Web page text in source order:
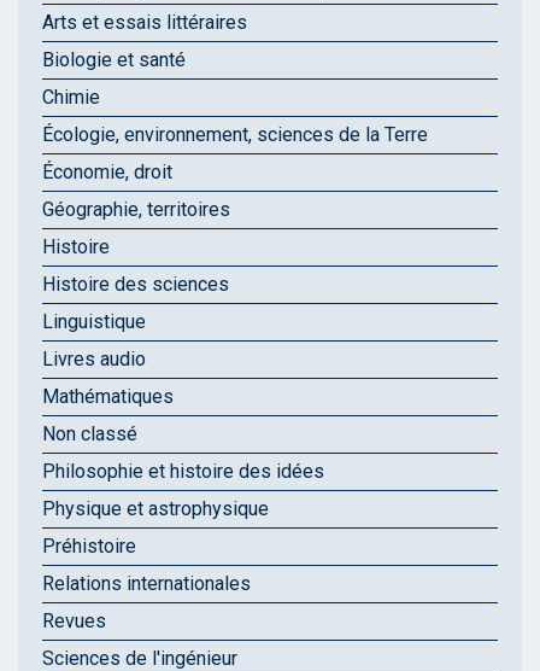
Arts et essais littéraires
Biologie et santé
Chimie
Écologie, environnement, sciences de la Terre
Économie, droit
Géographie, territoires
Histoire
Histoire des sciences
Linguistique
Livres audio
Mathématiques
Non classé
Philosophie et histoire des idées
Physique et astrophysique
Préhistoire
Relations internationales
Revues
Sciences de l'ingénieur